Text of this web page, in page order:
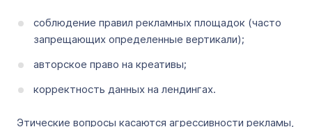
соблюдение правил рекламных площадок (часто
запрещающих определенные вертикали);
авторское право на креативы;
корректность данных на лендингах.
Этические вопросы касаются агрессивности рекламы,